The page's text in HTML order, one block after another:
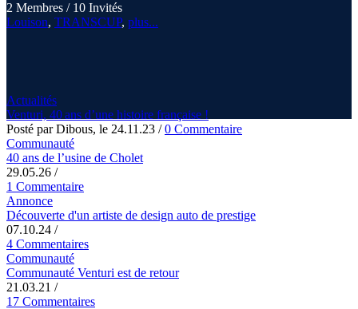
2 Membres / 10 Invités
Louison, TRANSCUP, plus...
Actualités
Venturi, 40 ans d’une histoire française !
Posté par Dibous, le 24.11.23 /0 Commentaire
Communauté
40 ans de l’usine de Cholet
29.05.26 /
1 Commentaire
Annonce
Découverte d'un artiste de design auto de prestige
07.10.24 /
4 Commentaires
Communauté
Communauté Venturi est de retour
21.03.21 /
17 Commentaires